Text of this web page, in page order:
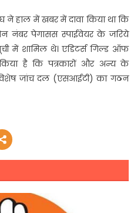
ने हाल में खबर में दावा किया था कि
नंबर पेगासस स्पाईवेयर के जरिये
में शामिल थे। एडिटर्स गिल्ड ऑफ
है कि पत्रकारों और अन्य के
जांच दल (एसआईटी) का गठन